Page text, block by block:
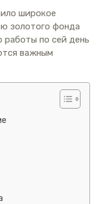
широкое
золотого фонда
работы по сей день
важным